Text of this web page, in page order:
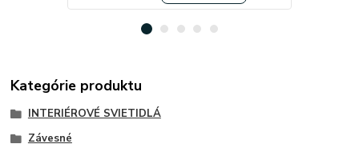
Kategórie produktu
INTERIÉROVÉ SVIETIDLÁ
Závesné